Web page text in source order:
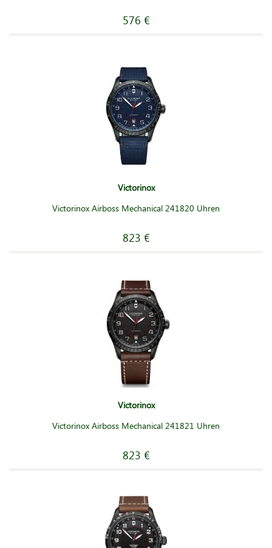
576 €
Victorinox
Victorinox Airboss Mechanical 241820 Uhren
823 €
Victorinox
Victorinox Airboss Mechanical 241821 Uhren
823 €